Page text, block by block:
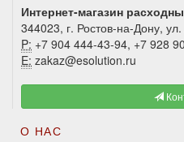
Интернет-магазин
344023, г. Ростов-на-Дону,
P: +7 904 444-43-94, +7 928
E: zakaz@esolution.ru
О НАС